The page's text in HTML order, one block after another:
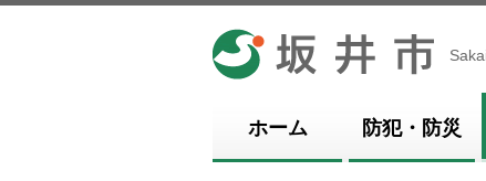
坂井市
ホーム 防犯・防災